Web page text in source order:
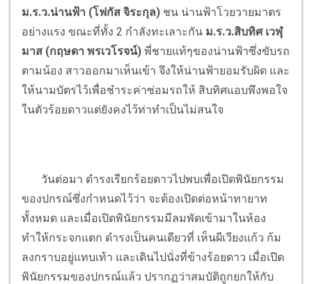
ม.ร.ว.น่านฟ้า (โฟกัส จิระกุล) ชน น่านฟ้าโวยวายมาตร
อย่างแรง ขณะที่ทั้ง 2 กำลังทะเลาะกัน ม.ร.ว.สิบทิศ เวฬุ
มาส (กฤษดา พรเวโรจน์) พี่ชายแท้ๆของน่านฟ้าซึ่งขับรถ
ตามน้อง สาวออกมาเห็นเข้า จึงให้น่านฟ้ายอมรับผิด และ
ให้นามบัตรไว้เพื่อชำระค่าซ่อมรถให้ สิบทิศแอบพึงพอใจ
ในตัวร้อยดาวแต่ยังคงไว้ท่าทำเป็นไม่สนใจ
วันต่อมา ดำรงเรียกร้อยดาวไปพบเพื่อเปิดพินัยกรรม
ของปกรณ์ซึ่งกำหนดไว้ว่า จะต้องเปิดต่อหน้าทายาท
ทั้งหมด และเมื่อเปิดพินัยกรรมมีลมพัดเข้ามาในห้อง
ทำให้กระจกแตก ดำรงเป็นคนเดียวที่ เห็นผีเวียงแก้ว ก้ม
ลงกราบอยู่แทบเท้า และเดินไปนั่งที่ข้างร้อยดาว เมื่อเปิด
พินัยกรรมของปกรณ์แล้ว ปรากฏว่าสมบัติถูกยกให้กับ